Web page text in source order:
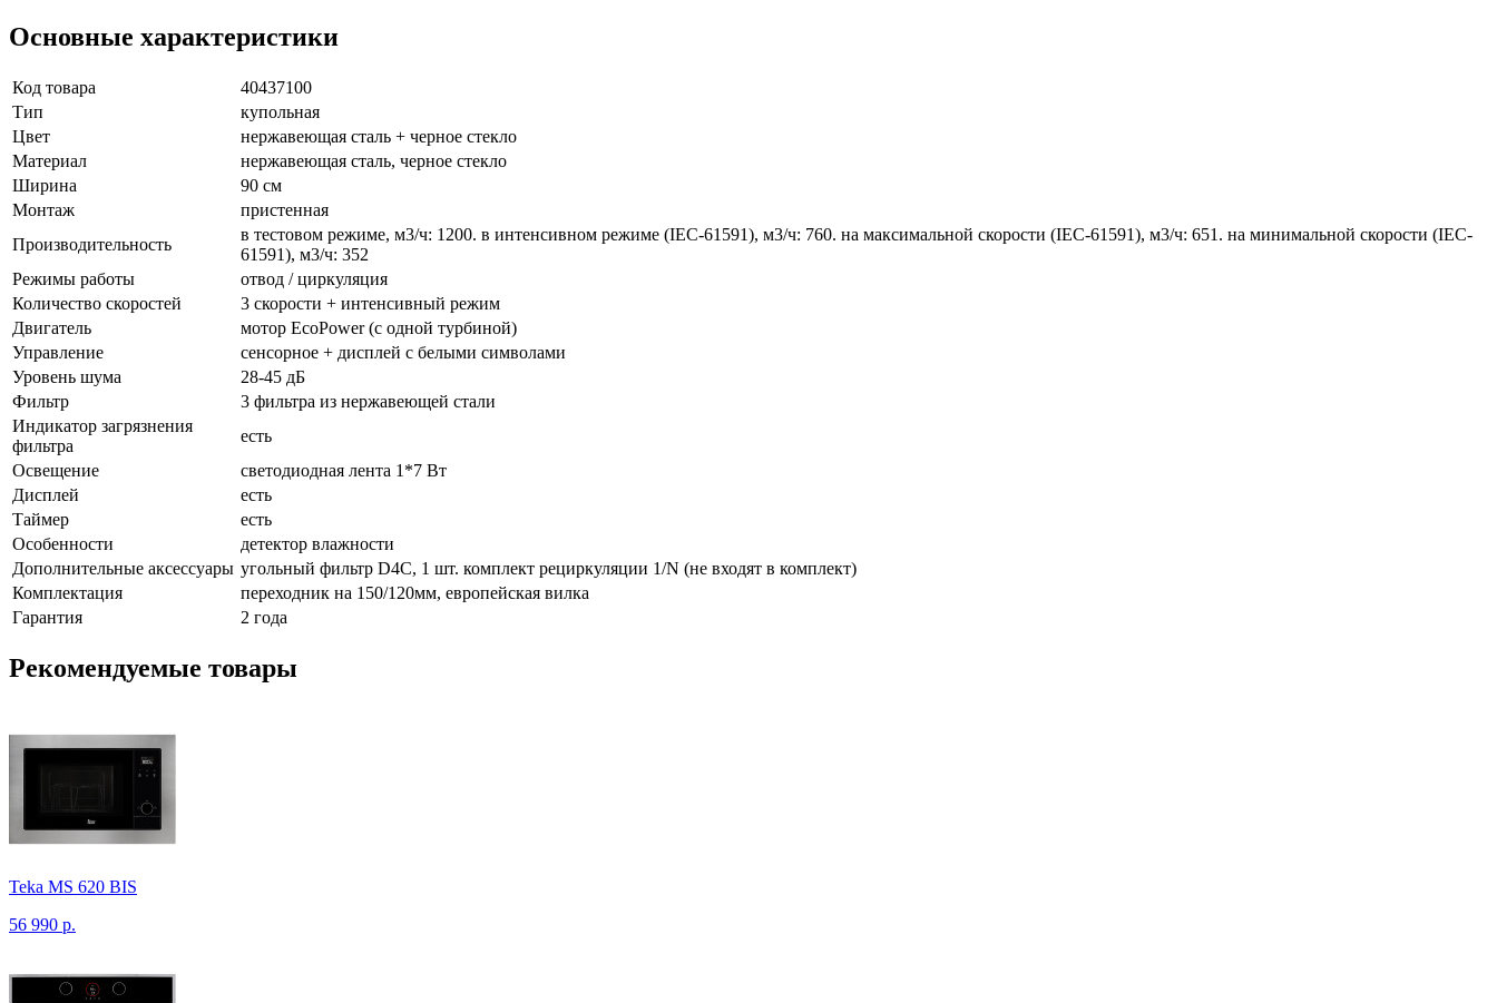
Основные характеристики
Код товара
40437100
Тип
купольная
Цвет
нержавеющая сталь + черное стекло
Материал
нержавеющая сталь, черное стекло
Ширина
90 см
Монтаж
пристенная
Производительность
в тестовом режиме, м3/ч: 1200. в интенсивном режиме (IEC-61591), м3/ч: 760. на максимальной скорости (IEC-61591), м3/ч: 651. на минимальной скорости (IEC-
61591), м3/ч: 352
Режимы работы
отвод / циркуляция
Количество скоростей
3 скорости + интенсивный режим
Двигатель
мотор EcoPower (с одной турбиной)
Управление
сенсорное + дисплей с белыми символами
Уровень шума
28-45 дБ
Фильтр
3 фильтра из нержавеющей стали
Индикатор загрязнения
фильтра
есть
Освещение
светодиодная лента 1*7 Вт
Дисплей
есть
Таймер
есть
Особенности
детектор влажности
Дополнительные аксессуары угольный фильтр D4C, 1 шт. комплект рециркуляции 1/N (не входят в комплект)
Комплектация
переходник на 150/120мм, европейская вилка
Гарантия
2 года
Рекомендуемые товары
Teka MS 620 BIS
56 990 р.